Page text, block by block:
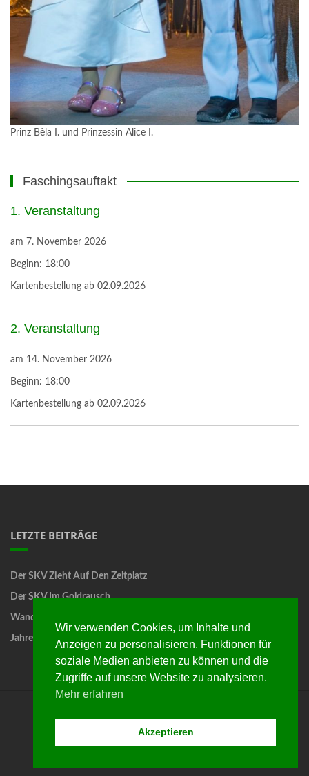
Prinz Bèla I. und Prinzessin Alice I.
Faschingsauftakt
1. Veranstaltung
am 7. November 2026
Beginn: 18:00
Kartenbestellung ab 02.09.2026
2. Veranstaltung
am 14. November 2026
Beginn: 18:00
Kartenbestellung ab 02.09.2026
LETZTE BEITRÄGE
Der SKV Zieht Auf Den Zeltplatz
Der SKV Im Goldrausch
Wandertag
Jahreshauptversammlung
Mitglieder
Links
Wir verwenden Cookies, um Inhalte und
Anzeigen zu personalisieren, Funktionen für
soziale Medien anbieten zu können und die
Zugriffe auf unsere Website zu analysieren.
Mehr erfahren
Akzeptieren